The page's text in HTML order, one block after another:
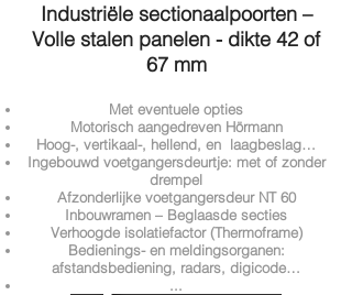
Industriële sectionaalpoorten –
Volle stalen panelen - dikte 42 of
67 mm
Met eventuele opties
Motorisch aangedreven Hörmann
Hoog-, vertikaal-, hellend, en laagbeslag…
Ingebouwd voetgangersdeurtje: met of zonder
drempel
Afzonderlijke voetgangersdeur NT 60
Inbouwramen – Beglaasde secties
Verhoogde isolatiefactor (Thermoframe)
Bedienings- en meldingsorganen:
afstandsbediening, radars, digicode…
...